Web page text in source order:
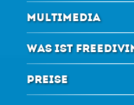
MULTIMEDIA
WAS IST
PREISE